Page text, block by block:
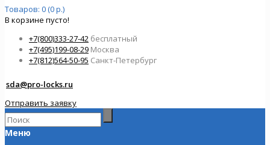
Товаров: 0 (0 р.)
В корзине пусто!
+7(800)333-27-42 бесплатный
+7(495)199-08-29 Москва
+7(812)564-50-95 Санкт-Петербург
sda@pro-locks.ru
Отправить заявку
Меню